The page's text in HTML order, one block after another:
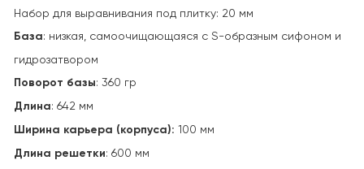
Набор для выравнивания под плитку: 20 мм
База: низкая, самоочищающаяся с S-образным сифоном и
гидрозатвором
Поворот базы: 360 гр
Длина: 642 мм
Ширина карьера (корпуса): 100 мм
Длина решетки: 600 мм